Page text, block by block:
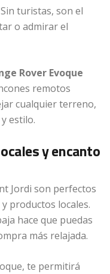
turistas, son el
o admirar el
Rover Evoque
remotos
cualquier terreno,
estilo.
y encanto
Jordi son perfectos
productos locales.
hace que puedas
más relajada.
te permitirá